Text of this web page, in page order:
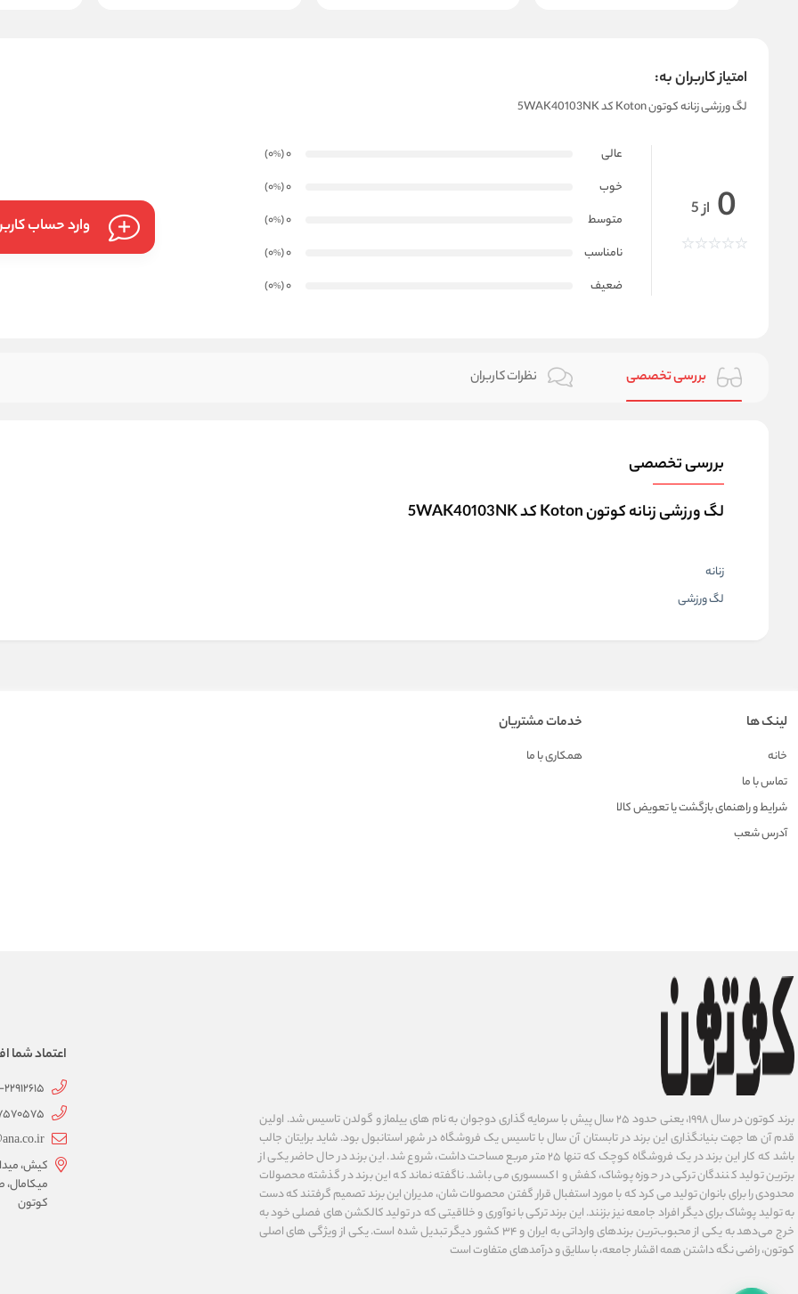
امتیاز کاربران به:
لگ ورزشی زنانه کوتون Koton کد 5WAK40103NK
0 از 5
عالی 0
(0
%
)
خوب
0
(0
%
)
متوسط
0
(0
%
)
نامناسب
0
(0
%
)
ضعیف
0
(0
%
)
وارد حساب
بررسی تخصصی نظرات کاربران
بررسی تخصصی
لگ ورزشی زنانه کوتون Koton کد 5WAK40103NK
زنانه
لگ ورزشی
لینک ها
خانه
تماس با ما
شرایط و راهنمای بازگشت یا تعویض کالا
آدرس شعب
خدمات مشتریان
همکاری با ما
برند کوتون در سال ۱۹۹۸، یعنی حدود ۲۵ سال پیش با سرمایه گذاری دوجوان به نام های ییلماز و گولدن تاسیس شد. اولین
قدم آن ها جهت بنیانگذاری این برند در تابستان آن سال با تاسیس یک فروشگاه در شهر استانبول بود. شاید برایتان جالب
باشد که کار این برند در یک فروشگاه کوچک که تنها ۲۵ متر مربع مساحت داشت، شروع شد. این برند در حال حاضر یکی از
برترین تولید کنندگان ترکی در حوزه پوشاک، کفش و اکسسوری می باشد. ناگفته نماند که این برند در گذشته محصولات
محدودی را برای بانوان تولید می کرد که با مورد استفبال قرار گفتن محصولات شان، مدیران این برند تصمیم گرفتند که دست
به تولید پوشاک برای دیگر افراد جامعه نیز بزنند. این برند ترکی با نوآوری ‌و خلاقیتی که در تولید کالکشن های فصلی خود به
خرج می‌دهد به یکی از محبوب‌ترین برندهای وارداتی به ایران و ۳۴ کشور دیگر تبدیل شده‌ است. یکی از ویژگی های اصلی
کوتون، راضی نگه داشتن همه اقشار جامعه، با سلایق و درآمدهای متفاوت است
اعتماد شما
22912615
کیش،
کوتون